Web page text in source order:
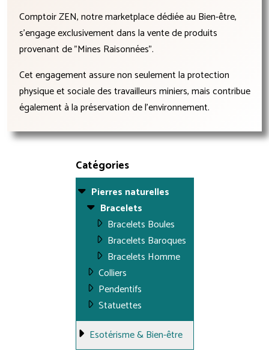
Comptoir ZEN, notre marketplace dédiée au Bien-être,
s'engage exclusivement dans la vente de produits
provenant de "Mines Raisonnées".
Cet engagement assure non seulement la protection
physique et sociale des travailleurs miniers, mais contribue
également à la préservation de l'environnement.
Catégories
Pierres naturelles
Bracelets
Bracelets Boules
Bracelets Baroques
Bracelets Homme
Colliers
Pendentifs
Statuettes
Esotérisme & Bien-être